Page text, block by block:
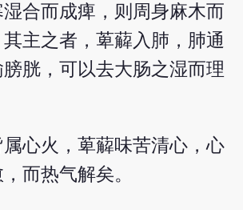
合而成痺，则周身麻木而
主之者，萆薢入肺，肺通
胱，可以去大肠之湿而理
心火，萆薢味苦清心，心
而热气解矣。